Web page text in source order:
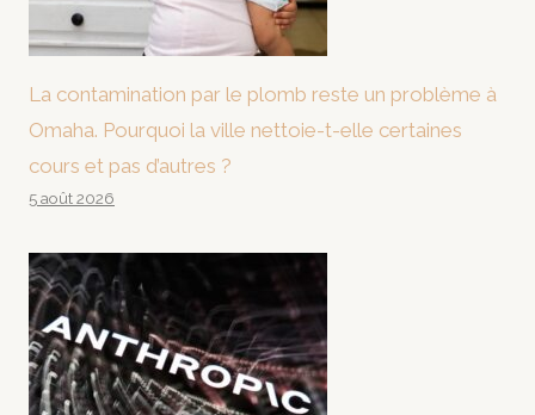
La contamination par le plomb reste un problème à
Omaha. Pourquoi la ville nettoie-t-elle certaines
cours et pas d’autres ?
5 août 2026